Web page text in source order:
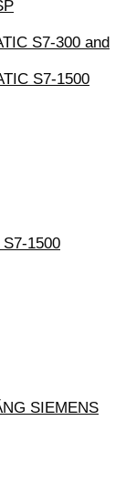
S7-300 and
S7-1500
1500
SIEMENS